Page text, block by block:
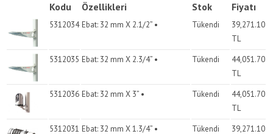
Kodu Özellikleri Stok Fiyatı
5312034 Ebat: 32 mm X 2.1/2” • Tükendi
39,271.10
TL
5312035 Ebat: 32 mm X 2.3/4” • Tükendi
44,051.70
TL
5312036 Ebat: 32 mm X 3” • Tükendi
44,051.70
TL
5312031 Ebat: 32 mm X 1.3/4” • Tükendi
39,271.10